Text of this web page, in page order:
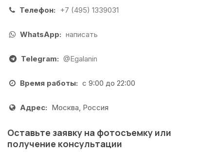
Телефон: +7 (495) 1339031
WhatsApp: написать
Telegram: @Egalanin
Время работы: с 9:00 до 22:00
Адрес: Москва, Россия
Оставьте заявку на фотосъемку или
получение консультации